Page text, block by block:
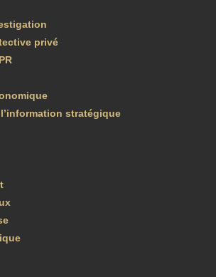
privé
stratégique